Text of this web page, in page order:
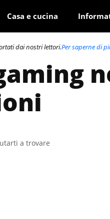
Casa e cucina
dai nostri lettori.Per saperne di
a trovare